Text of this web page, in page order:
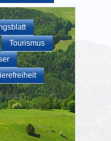
Tourismus